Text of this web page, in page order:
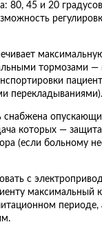
80, 45 и 20
тормозами —
перекладываниями).
снабжена
которых —
(если больному
с
максимальный